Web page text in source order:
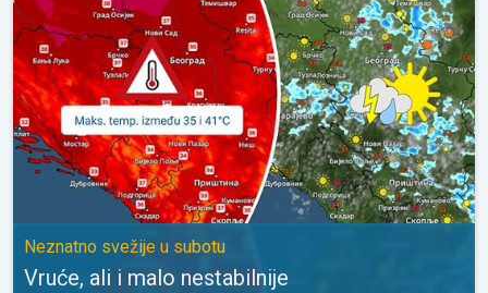
Neznatno svežije u subotu
Vruće, ali i malo nestabilnije